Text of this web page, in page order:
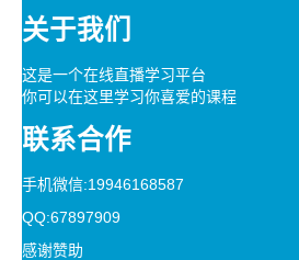
关于我们
这是一个在线直播学习平台
你可以在这里学习你喜爱的课程
联系合作
手机微信:19946168587
QQ:67897909
感谢赞助